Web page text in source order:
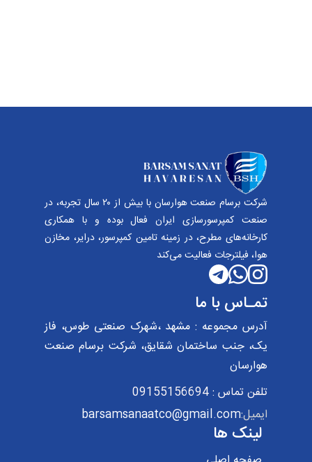
شرکت برسام صنعت هوارسان با بیش از ۲۰ سال تجربه، در
صنعت کمپرسورسازی ایران فعال بوده و با همکاری
کارخانه‌های مطرح، در زمینه تامین کمپرسور، درایر، مخازن
هوا، فیلترجات فعالیت می‌کند
تمـاس با ما
آدرس مجموعه : مشهد ،شهرک صنعتی طوس، فاز
یک، جنب ساختمان شقایق، شرکت برسام صنعت
هوارسان
تلفن تماس : 09155156694
ایمیل:barsamsanaatco@gmail.com
لینک ها